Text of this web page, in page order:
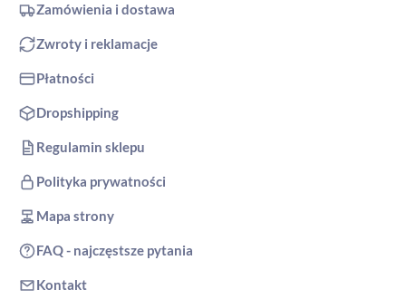
Zamówienia i dostawa
Zwroty i reklamacje
Płatności
Dropshipping
Regulamin sklepu
Polityka prywatności
Mapa strony
FAQ - najczęstsze pytania
Kontakt